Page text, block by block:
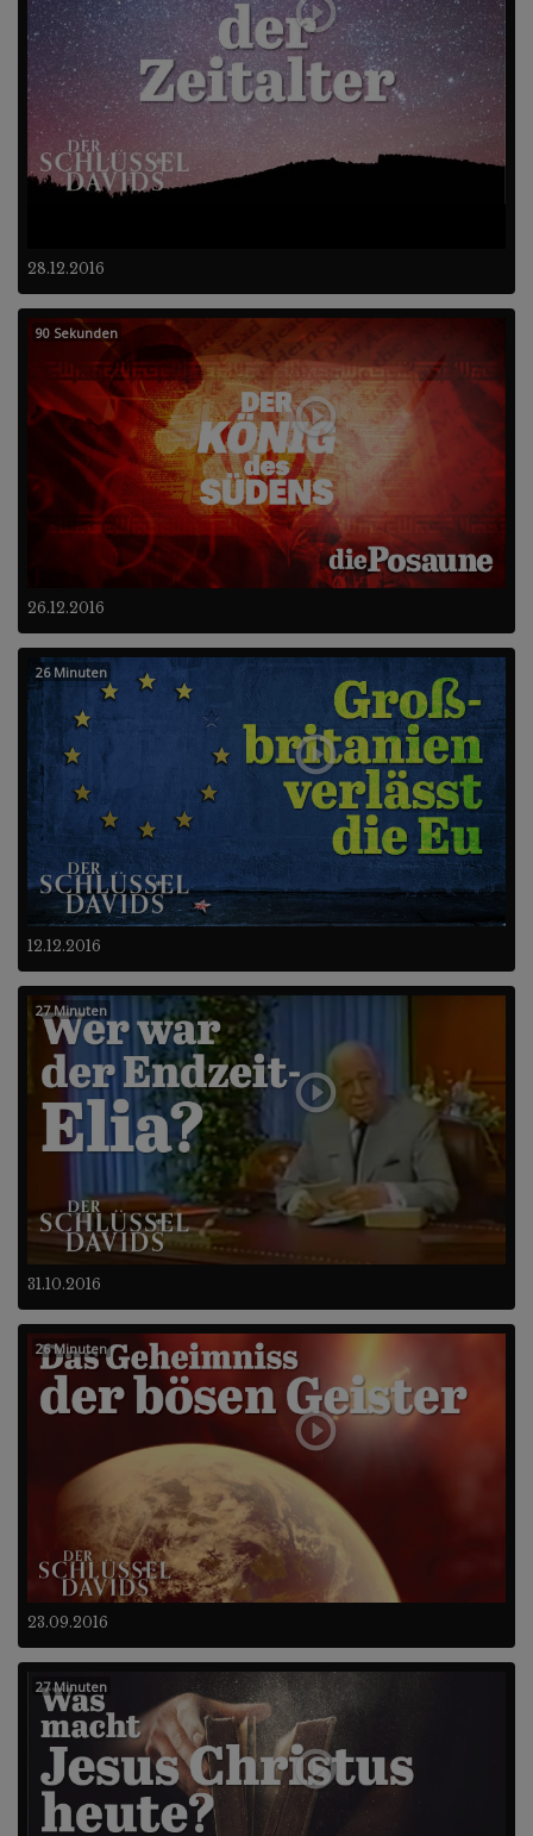
28.12.2016
26.12.2016
90 Sekunden
12.12.2016
26 Minuten
31.10.2016
27 Minuten
23.09.2016
26 Minuten
27 Minuten